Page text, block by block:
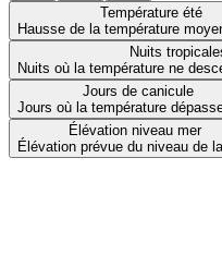
Température été
Hausse de la température
Nuits
Nuits où la température ne
Jours de canicule
Jours où la température
Élévation niveau mer
Élévation prévue du niveau de